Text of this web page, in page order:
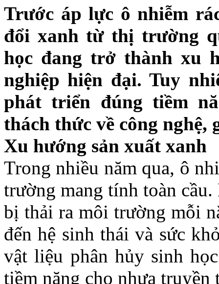
Trước áp lực ô nhiễm
đổi xanh từ thị trường
học đang trở thành xu
nghiệp hiện đại. Tuy
phát triển đúng tiềm
thách thức về công
Xu hướng sản xuất xanh
Trong nhiều năm qua, ô
trường mang tính toàn
bị thải ra môi trường mỗi
đến hệ sinh thái và sức
vật liệu phân hủy sinh
tiềm năng cho nhựa truyền